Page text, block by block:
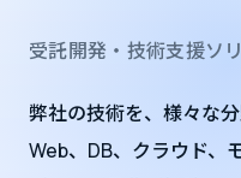
受託開発・技術支援ソ
弊社の技術を、様々な
Web、DB、クラウド、